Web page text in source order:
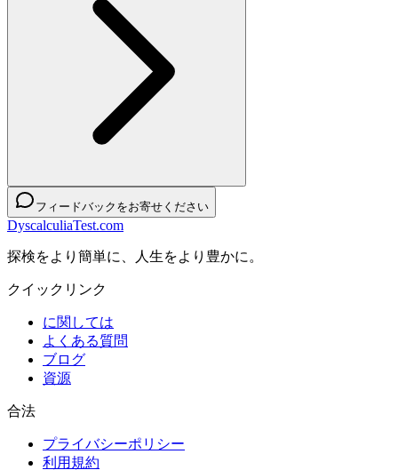
フィードバックをお寄せください
DyscalculiaTest.com
探検をより簡単に、人生をより豊かに。
クイックリンク
に関しては
よくある質問
ブログ
資源
合法
プライバシーポリシー
利用規約